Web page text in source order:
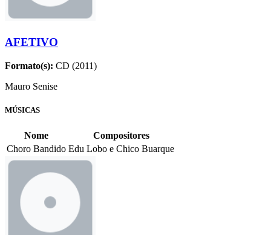
AFETIVO
Formato(s): CD (2011)
Mauro Senise
MÚSICAS
Nome
Compositores
Choro Bandido Edu Lobo e Chico Buarque